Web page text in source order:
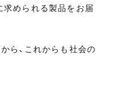
求められる製品をお届
ら、これからも社会の